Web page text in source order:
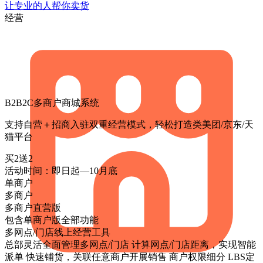
让专业的人帮你卖货
经营
B2B2C多商户商城系统
支持自营＋招商入驻双重经营模式，轻松打造类美团/京东/天
猫平台
买2送2
活动时间：即日起—10月底
单商户
多商户
多商户直营版
包含单商户版全部功能
多网点/门店线上经营工具
总部灵活全面管理多网点/门店 计算网点/门店距离，实现智能
派单 快速铺货，关联任意商户开展销售 商户权限细分 LBS定